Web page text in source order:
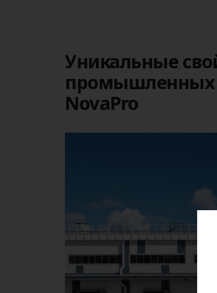
Уникальные
промышленных
NovaPro